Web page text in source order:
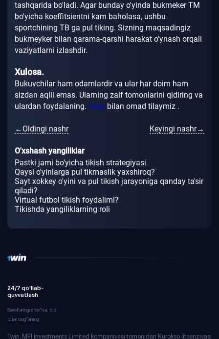
tashqarida bo'ladi. Agar bunday o'yinda bukmeker TM
bo'yicha koeffitsientni kam baholasa, ushbu
sportchining TB ga pul tiking. Sizning maqsadingiz
bukmeyker bilan qarama-qarshi harakat o'ynash orqali
vaziyatlarni izlashdir.
Xulosa.
Bukuvchilar ham odamlardir va ular har doim ham
sizdan aqlli emas. Ularning zaif tomonlarini qidiring va
ulardan foydalaning. 1win bilan omad tilaymiz .
←Oldingi nashr Keyingi nashr→
O'xshash yangiliklar
Pastki jami bo'yicha tikish strategiyasi
Qaysi o'yinlarga pul tikmaslik yaxshiroq?
Sayt xokkey o'yini va pul tikish jarayoniga qanday ta'sir
qiladi?
Virtual futbol tikish foydalimi?
Tikishda yangiliklarning roli
24/7 qo'llab-
quvvatlash
Savollaringiz bo'lsa, biz
bilan bog'laning
1win, MFI Investments Limited kompaniyasi tomonidan Kurokso litsenziyasi